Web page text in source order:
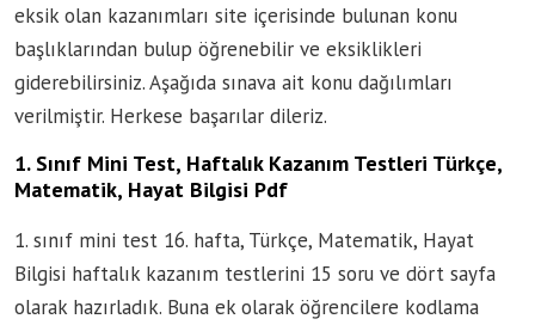
eksik olan kazanımları site içerisinde bulunan konu
başlıklarından bulup öğrenebilir ve eksiklikleri
giderebilirsiniz. Aşağıda sınava ait konu dağılımları
verilmiştir. Herkese başarılar dileriz.
1. Sınıf Mini Test, Haftalık Kazanım Testleri Türkçe,
Matematik, Hayat Bilgisi Pdf
1. sınıf mini test 16. hafta, Türkçe, Matematik, Hayat
Bilgisi haftalık kazanım testlerini 15 soru ve dört sayfa
olarak hazırladık. Buna ek olarak öğrencilere kodlama